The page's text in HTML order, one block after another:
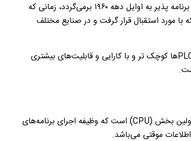
) یا کنترلر منطقی برنامه ‌پذیر، یک دستگاه الکترونیکی بوده و برای فرآیند‌های صنعتی استفاده می‌شود. تاریخچه این کنترلر منطقی برنامه ‌پذیر به اوایل دهه ۱۹۶۰ برمی‌گردد، زمانی که
با مورد استقبال قرار گرفت و در صنایع مختلف
‌ها کوچک تر و با کارایی و قابلیت‌های بیشتری
بخش (CPU) است که وظیفه اجرای برنامه‌های
موقتی می‌باشد.